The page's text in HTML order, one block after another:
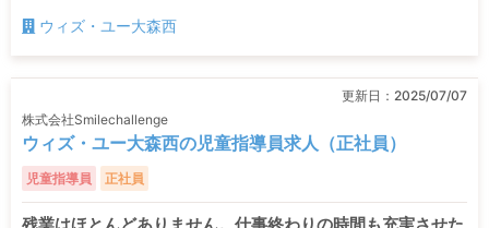
ウィズ・ユー大森西
更新日： 2025/07/07
株式会社Smilechallenge
ウィズ・ユー大森西の児童指導員求人（正社員）
児童指導員 正社員